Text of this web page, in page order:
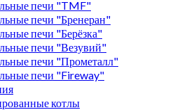
печи "TMF"
печи "Бренеран"
печи "Берёзка"
печи "Везувий"
печи "Прометалл"
печи "Fireway"
котлы